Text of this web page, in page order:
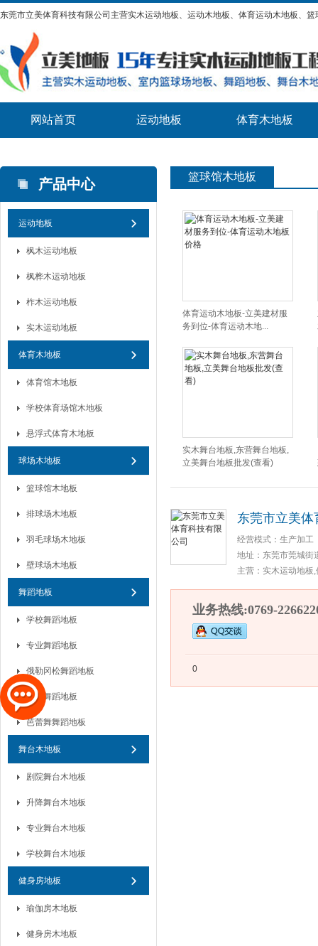
东莞市立美体育科技有限公司主营实木运动地板、运动木地板、体育运动木地板、
网站首页 运动地板 体育木地板
产品中心
运动地板
枫木运动地板
枫桦木运动地板
柞木运动地板
实木运动地板
体育木地板
体育馆木地板
学校体育场馆木地板
悬浮式体育木地板
球场木地板
篮球馆木地板
排球场木地板
羽毛球场木地板
壁球场木地板
舞蹈地板
学校舞蹈地板
专业舞蹈地板
俄勒冈松舞蹈地板
儿童舞蹈地板
芭蕾舞舞蹈地板
舞台木地板
剧院舞台木地板
升降舞台木地板
专业舞台木地板
学校舞台木地板
健身房地板
瑜伽房木地板
健身房木地板
篮球馆木地板
体育运动木地板-立美建材服
务到位-体育运动木地...
实木舞台地板,东营舞台地板,
立美舞台地板批发(查看)
东莞市立美
经营模式： 生产加工
地址： 东莞市莞城街
主营： 实木运动地板
业务热线:0769-
0